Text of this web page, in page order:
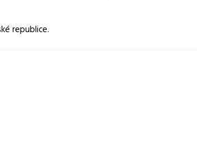
republice.